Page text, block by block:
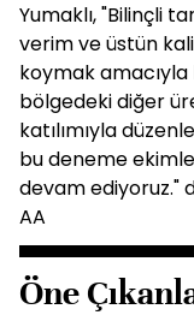
Yumaklı, "Bilinçli
verim ve üstün
koymak
bölgedeki diğer
katılımıyla
bu deneme
devam ediyoruz."
AA
Öne